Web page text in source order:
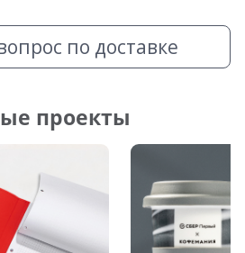
по доставке
проекты